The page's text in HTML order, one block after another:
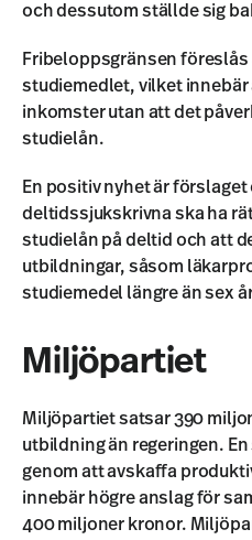
och dessutom ställde sig
Fribeloppsgränsen
studiemedlet, vilket
inkomster utan att det
studielån.
En positiv nyhet är
deltidssjukskrivna ska ha
studielån på deltid och att
utbildningar, såsom
studiemedel längre än sex
Miljöpartiet
Miljöpartiet satsar 390
utbildning än regeringen.
genom att avskaffa
innebär högre anslag för
400 miljoner kronor.